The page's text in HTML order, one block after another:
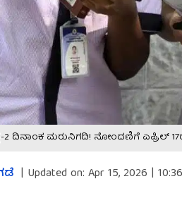
2 ದಿನಾಂಕ ಮರುನಿಗದಿ! ನೋಂದಣಿಗೆ ಏಪ್ರಿಲ್
| Updated on: Apr 15, 2026 |